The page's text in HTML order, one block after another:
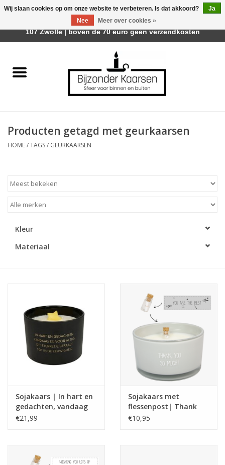
Räder Design Stories
Geurkaarsen
LED Kaarsen
Huisparfums
Merken
Producten getagd met geurkaarsen
HOME/TAGS/ GEURKAARSEN
Kleur
Materiaal
Sojakaars | In hart en
gedachten, vandaag
en voor altijd | Warm
€21,99
Sojakaars met
flessenpost| Thank
you so much | Amber's
€10,95
Wij slaan cookies op om onze website te verbeteren. Is dat akkoord?
Ja
Nee
Meer over cookies »
Afhalen is mogelijk bij Trotz Woon & Cadeau | Belvederelaan
107 Zwolle | boven de 70 euro geen verzendkosten